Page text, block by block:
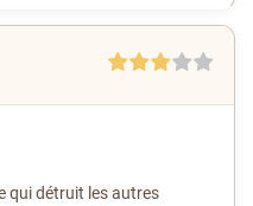
qui détruit les autres